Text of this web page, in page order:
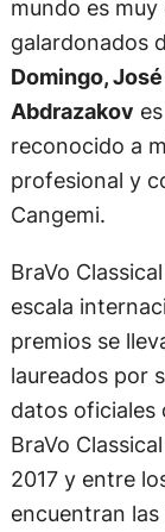
mundo es
galardonados
Domingo,
Abdrazakov
reconocido a
profesional y
Cangemi.
BraVo
escala
premios se
laureados por
datos oficiales
BraVo
2017 y entre
encuentran